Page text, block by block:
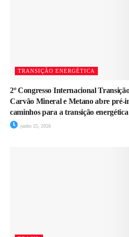
TRANSIÇÃO ENERGÉTICA
2º Congresso Internacional
Carvão Mineral e Metano abre pré-
caminhos para a transição energética
junho 25, 2026